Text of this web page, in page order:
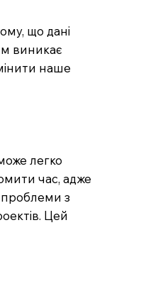
що дані
виникає
наше
легко
час, адже
проблеми з
Цей